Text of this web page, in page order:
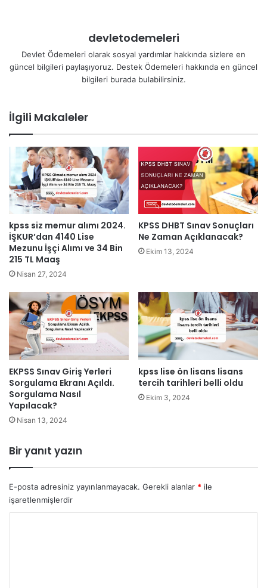
devletodemeleri
Devlet Ödemeleri olarak sosyal yardımlar hakkında sizlere en
güncel bilgileri paylaşıyoruz. Destek Ödemeleri hakkında en güncel
bilgileri burada bulabilirsiniz.
İlgili Makaleler
kpss siz memur alımı 2024.
İŞKUR’dan 4140 Lise
Mezunu İşçi Alımı ve 34 Bin
215 TL Maaş
Nisan 27, 2024
KPSS DHBT Sınav Sonuçları
Ne Zaman Açıklanacak?
Ekim 13, 2024
EKPSS Sınav Giriş Yerleri
Sorgulama Ekranı Açıldı.
Sorgulama Nasıl
Yapılacak?
Nisan 13, 2024
kpss lise ön lisans lisans
tercih tarihleri belli oldu
Ekim 3, 2024
Bir yanıt yazın
E-posta adresiniz yayınlanmayacak. Gerekli alanlar * ile
işaretlenmişlerdir